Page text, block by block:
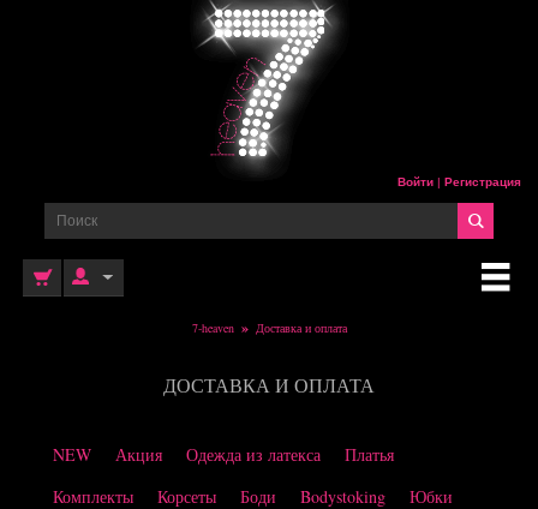
Войти | Регистрация
7-heaven » Доставка и оплата
ДОСТАВКА И ОПЛАТА
NEW Акция Одежда из латекса
Платья
Комплекты
Корсеты Боди Bodystoking
Юбки